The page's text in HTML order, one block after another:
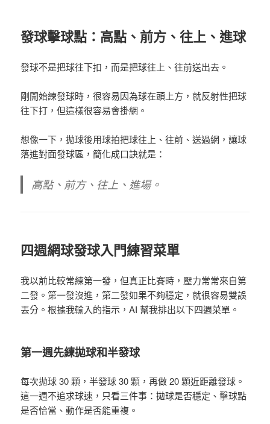
發球擊球點：高點、前方、往上、進球
發球不是把球往下扣，而是把球往上、往前送出去。
剛開始練發球時，很容易因為球在頭上方，就反射性把球
往下打，但這樣很容易會掛網。
想像一下，拋球後用球拍把球往上、往前、送過網，讓球
落進對面發球區，簡化成口訣就是：
高點、前方、往上、進場。
四週網球發球入門練習菜單
我以前比較常練第一發，但真正比賽時，壓力常常來自第
二發。第一發沒進，第二發如果不夠穩定，就很容易雙誤
丟分。根據我輸入的指示，AI 幫我排出以下四週菜單。
第一週先練拋球和半發球
每次拋球 30 顆，半發球 30 顆，再做 20 顆近距離發球。
這一週不追求球速，只看三件事：拋球是否穩定、擊球點
是否恰當、動作是否能重複。